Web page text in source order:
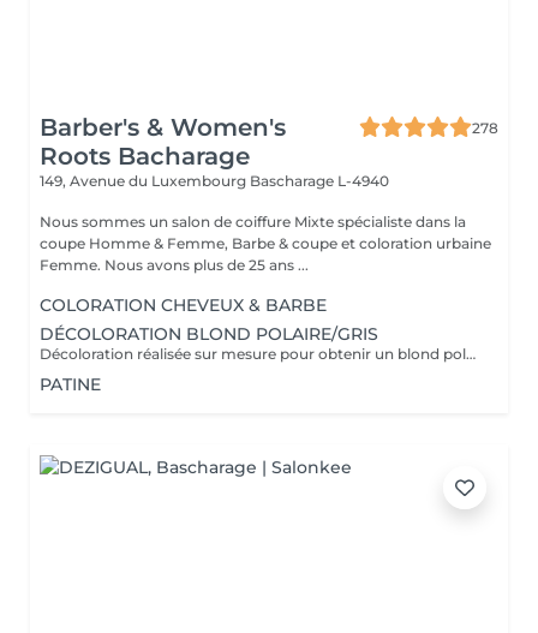
Barber's & Women's
Roots Bacharage
278
149, Avenue du Luxembourg Bascharage L-4940
Nous sommes un salon de coiffure Mixte spécialiste dans la
coupe Homme & Femme, Barbe & coupe et coloration urbaine
Femme. Nous avons plus de 25 ans ...
COLORATION CHEVEUX & BARBE
DÉCOLORATION BLOND POLAIRE/GRIS
Décoloration réalisée sur mesure pour obtenir un blond polaire ,gris ou toute autre nuance claire . la prestation est adaptée à l'état et à la nature de vos cheveux afin de préserver leur qualité. Un devis personnalisé sera établi avant toute prestation , le tarif pouvant varier selon la longueur des cheveux ,l'épaisseur et le travail a réaliser .
PATINE